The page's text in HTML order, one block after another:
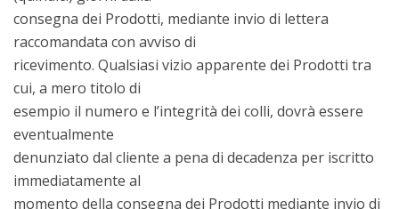
consegna dei Prodotti, mediante invio di lettera
raccomandata con avviso di
ricevimento. Qualsiasi vizio apparente dei Prodotti tra
cui, a mero titolo di
esempio il numero e l’integrità dei colli, dovrà essere
eventualmente
denunziato dal cliente a pena di decadenza per iscritto
immediatamente al
momento della consegna dei Prodotti mediante invio di